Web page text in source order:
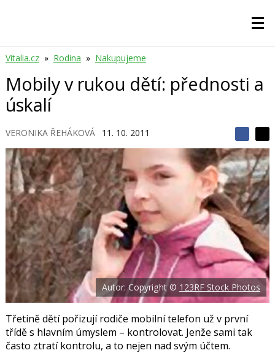
Vitalia.cz » Rodina » Nakupujeme
Mobily v rukou dětí: přednosti a
úskalí
VERONIKA ŘEHÁKOVÁ 11. 10. 2011
S
d
í
l
e
t
S
d
í
l
e
t
e
n
a
F
a
c
e
o
o
k
d
í
l
e
j
t
e
n
a
s
t
i
X
Autor: Copyright © 123RF Stock Photos
Třetině dětí pořizují rodiče mobilní telefon už v první
třídě s hlavním úmyslem – kontrolovat. Jenže sami tak
často ztratí kontrolu, a to nejen nad svým účtem.